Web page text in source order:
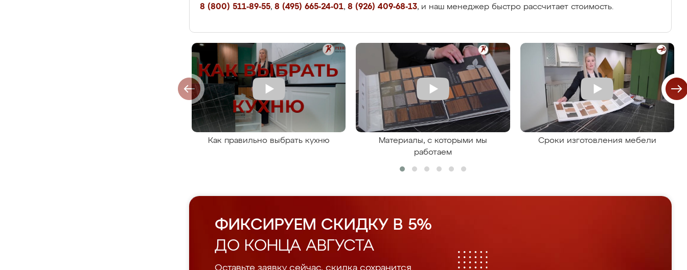
8 (800) 511-89-55, 8 (495) 665-24-01, 8 (926) 409-68-13, и наш менеджер быстро рассчитает стоимость.
Как правильно выбрать кухню
Материалы, с которыми мы
работаем
Сроки изготовления мебели
ФИКСИРУЕМ СКИДКУ В 5%
ДО КОНЦА АВГУСТА
Оставьте заявку сейчас, скидка сохранится.